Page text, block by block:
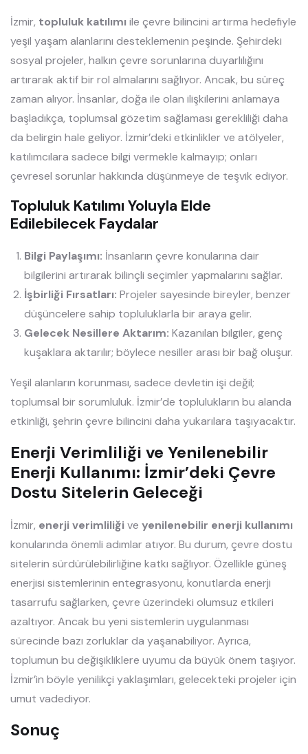
İzmir, topluluk katılımıile çevre bilincini artırma hedefiyle
yeşil yaşam alanlarını desteklemenin peşinde. Şehirdeki
sosyal projeler, halkın çevre sorunlarına duyarlılığını
artırarak aktif bir rol almalarını sağlıyor. Ancak, bu süreç
zaman alıyor. İnsanlar, doğa ile olan ilişkilerini anlamaya
başladıkça, toplumsal gözetim sağlaması gerekliliği daha
da belirgin hale geliyor. İzmir’deki etkinlikler ve atölyeler,
katılımcılara sadece bilgi vermekle kalmayıp; onları
çevresel sorunlar hakkında düşünmeye de teşvik ediyor.
Topluluk Katılımı Yoluyla Elde
Edilebilecek Faydalar
Bilgi Paylaşımı: İnsanların çevre konularına dair
bilgilerini artırarak bilinçli seçimler yapmalarını sağlar.
İşbirliği Fırsatları: Projeler sayesinde bireyler, benzer
düşüncelere sahip topluluklarla bir araya gelir.
Gelecek Nesillere Aktarım: Kazanılan bilgiler, genç
kuşaklara aktarılır; böylece nesiller arası bir bağ oluşur.
Yeşil alanların korunması, sadece devletin işi değil;
toplumsal bir sorumluluk. İzmir’de toplulukların bu alanda
etkinliği, şehrin çevre bilincini daha yukarılara taşıyacaktır.
Enerji Verimliliği ve Yenilenebilir
Enerji Kullanımı: İzmir’deki Çevre
Dostu Sitelerin Geleceği
İzmir, enerji verimliliğive yenilenebilir enerji kullanımı
konularında önemli adımlar atıyor. Bu durum, çevre dostu
sitelerin sürdürülebilirliğine katkı sağlıyor. Özellikle güneş
enerjisi sistemlerinin entegrasyonu, konutlarda enerji
tasarrufu sağlarken, çevre üzerindeki olumsuz etkileri
azaltıyor. Ancak bu yeni sistemlerin uygulanması
sürecinde bazı zorluklar da yaşanabiliyor. Ayrıca,
toplumun bu değişikliklere uyumu da büyük önem taşıyor.
İzmir’in böyle yenilikçi yaklaşımları, gelecekteki projeler için
umut vadediyor.
Sonuç